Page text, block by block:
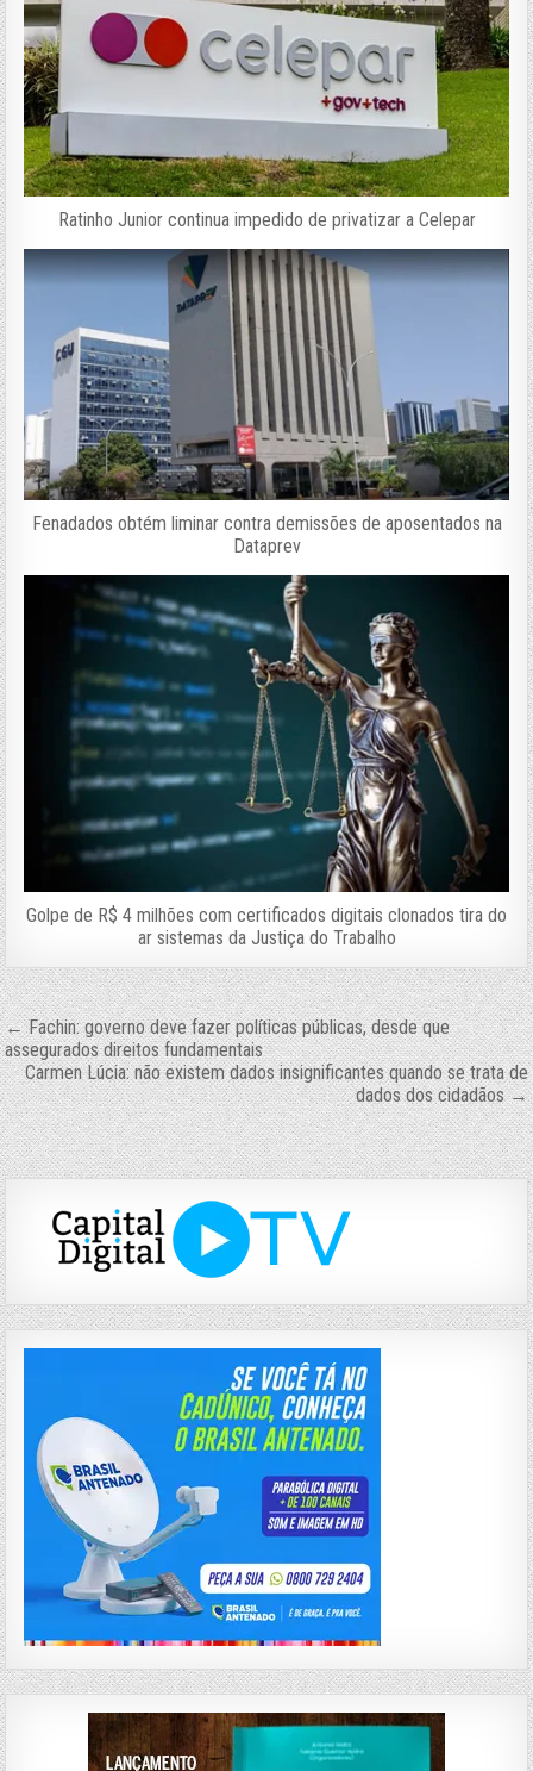
Ratinho Junior continua impedido de privatizar a Celepar
Fenadados obtém liminar contra demissões de aposentados na
Dataprev
Golpe de R$ 4 milhões com certificados digitais clonados tira do
ar sistemas da Justiça do Trabalho
Navegação
de
Post
← Fachin: governo deve fazer políticas públicas, desde que
assegurados direitos fundamentais
Carmen Lúcia: não existem dados insignificantes quando se trata de
dados dos cidadãos →